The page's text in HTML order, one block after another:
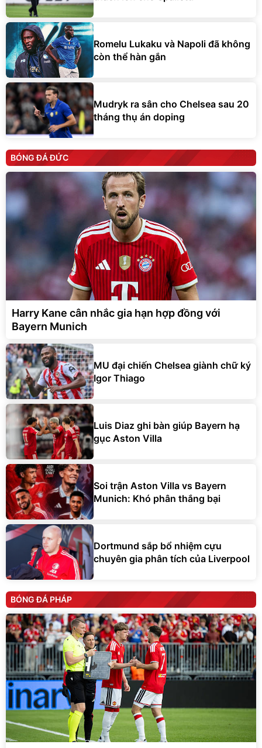
Romelu Lukaku và Napoli đã không
còn thể hàn gắn
Mudryk ra sân cho Chelsea sau 20
tháng thụ án doping
BÓNG ĐÁ ĐỨC
Harry Kane cân nhắc gia hạn hợp đồng với
Bayern Munich
MU đại chiến Chelsea giành chữ ký
Igor Thiago
Luis Diaz ghi bàn giúp Bayern hạ
gục Aston Villa
Soi trận Aston Villa vs Bayern
Munich: Khó phân thắng bại
Dortmund sắp bổ nhiệm cựu
chuyên gia phân tích của Liverpool
BÓNG ĐÁ PHÁP